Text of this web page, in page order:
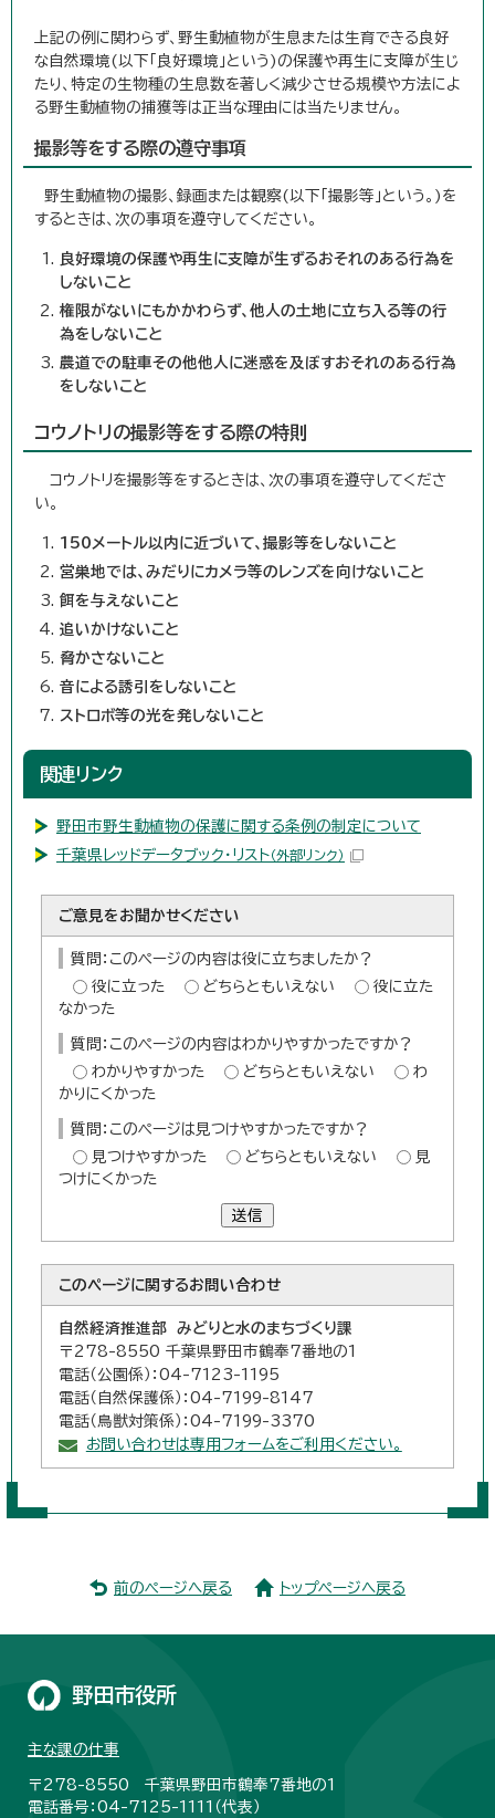
上記の例に関わらず、野生動植物が生息または生育できる良好
な自然環境(以下「良好環境」という)の保護や再生に支障が生じ
たり、特定の生物種の生息数を著しく減少させる規模や方法によ
る野生動植物の捕獲等は正当な理由には当たりません。
撮影等をする際の遵守事項
野生動植物の撮影、録画または観察(以下「撮影等」という。)を
するときは、次の事項を遵守してください。
良好環境の保護や再生に支障が生ずるおそれのある行為を
しないこと
権限がないにもかかわらず、他人の土地に立ち入る等の行
為をしないこと
農道での駐車その他他人に迷惑を及ぼすおそれのある行為
をしないこと
コウノトリの撮影等をする際の特則
コウノトリを撮影等をするときは、次の事項を遵守してくださ
い。
150メートル以内に近づいて、撮影等をしないこと
営巣地では、みだりにカメラ等のレンズを向けないこと
餌を与えないこと
追いかけないこと
脅かさないこと
音による誘引をしないこと
ストロボ等の光を発しないこと
関連リンク
野田市野生動植物の保護に関する条例の制定について
千葉県レッドデータブック・リスト（外部リンク）
ご意見をお聞かせください
質問：このページの内容は役に立ちましたか？
役に立った
どちらともいえない
役に立た
なかった
質問：このページの内容はわかりやすかったですか？
わかりやすかった
どちらともいえない
わ
かりにくかった
質問：このページは見つけやすかったですか？
見つけやすかった
どちらともいえない
見
つけにくかった
送信
このページに関するお問い合わせ
自然経済推進部 みどりと水のまちづくり課
〒278-8550 千葉県野田市鶴奉7番地の1
電話（公園係）：04-7123-1195
電話（自然保護係）：04-7199-8147
電話（鳥獣対策係）：04-7199-3370
お問い合わせは専用フォームをご利用ください。
前のページへ戻る トップページへ戻る
野田市役所
主な課の仕事
〒278-8550 千葉県野田市鶴奉7番地の1
電話番号：04-7125-1111（代表）